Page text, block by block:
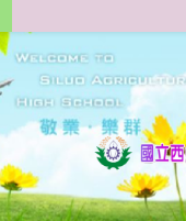
轉
至
要
容